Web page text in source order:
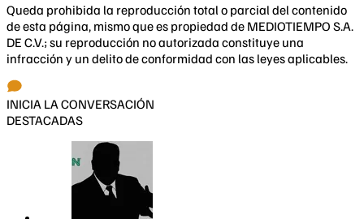
Queda prohibida la reproducción total o parcial del contenido
de esta página, mismo que es propiedad de MEDIOTIEMPO S.A.
DE C.V.; su reproducción no autorizada constituye una
infracción y un delito de conformidad con las leyes aplicables.
INICIA LA CONVERSACIÓN
DESTACADAS